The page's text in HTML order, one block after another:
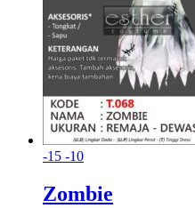
-15 -10
Zombie